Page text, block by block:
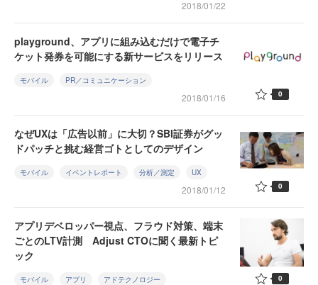
2018/01/22
playground、アプリに組み込むだけで電子チ
ケット発券を可能にする新サービスをリリース
モバイル PR／コミュニケーション
2018/01/16 0
なぜUXは「広告以前」に大切？SBI証券がグッ
ドパッチと挑む経営ゴトとしてのデザイン
モバイル イベントレポート 分析／測定 UX
2018/01/12 0
アプリデベロッパー視点、フラウド対策、端末
ごとのLTV計測 Adjust CTOに聞く最新トピ
ック
モバイル アプリ アドテクノロジー 0